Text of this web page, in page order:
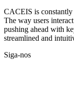
CACEIS is
The way users
pushing ahead with
streamlined and
Siga-nos